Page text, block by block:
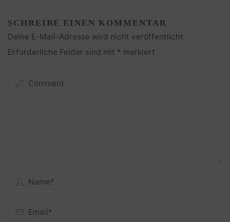
SCHREIBE EINEN KOMMENTAR
Deine E-Mail-Adresse wird nicht veröffentlicht.
Erforderliche Felder sind mit * markiert